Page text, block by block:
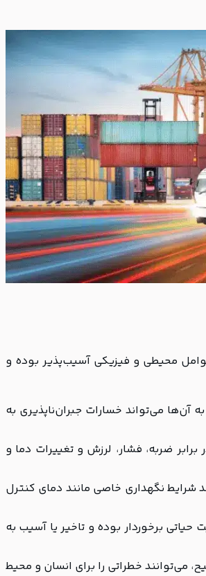
محیطی و فیزیکی آسیب‌پذیر بوده و
آن‌ها می‌تواند خسارات جبران‌ناپذیری به
ضربه، فشار، لرزش و تغییرات دما و
شرایط نگهداری خاصی مانند دمای کنترل
برخوردار بوده و تاخیر یا آسیب به
می‌توانند خطراتی را برای انسان و محیط